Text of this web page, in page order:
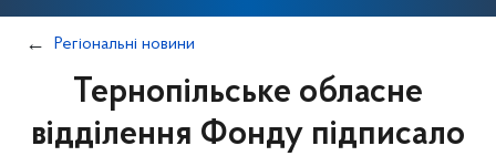
Регіональні новини
Тернопільське обласне
відділення Фонду підписало